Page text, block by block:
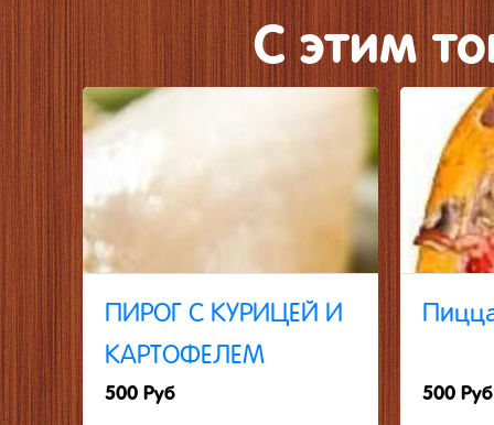
C этим
ПИРОГ С КУРИЦЕЙ И
КАРТОФЕЛЕМ
500 Руб 500 Руб